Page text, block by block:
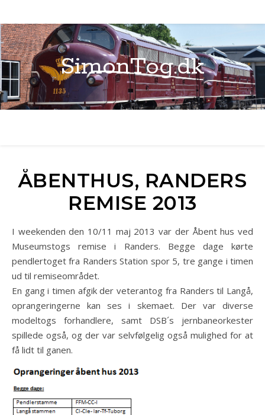
SimonTog.dk
ÅBENTHUS, RANDERS
REMISE 2013
I weekenden den 10/11 maj 2013 var der Åbent hus ved
Museumstogs remise i Randers. Begge dage kørte
pendlertoget fra Randers Station spor 5, tre gange i timen
ud til remiseområdet.
En gang i timen afgik der veterantog fra Randers til Langå,
oprangeringerne kan ses i skemaet. Der var diverse
modeltogs forhandlere, samt DSB´s jernbaneorkester
spillede også, og der var selvfølgelig også mulighed for at
få lidt til ganen.